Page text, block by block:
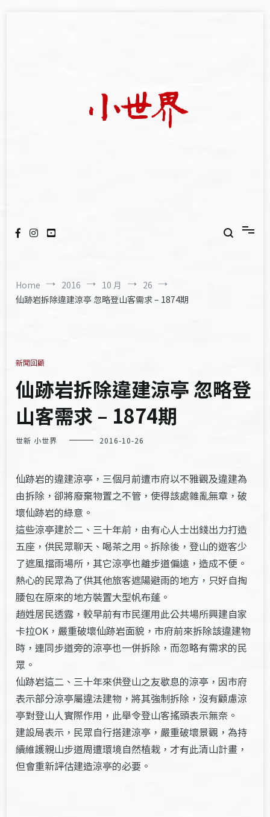
Home 2016 10 月
26
仙跡岩拆除違建涼亭 忽略登山客需求 – 1874期
新聞回顧
仙跡岩拆除違建涼亭 忽略登
山客需求 – 1874期
世新 小世界 2016-10-26
仙跡岩的違建涼亭，三個月前遭市府以不雅觀及違建為
由拆除，卻將廢棄物置之不管，使得該處雜亂無章，破
壞仙跡岩的綠意。
這些涼亭建於二、三十年前，由有心人士出錢出力打造
五座，供民眾聊天、喝茶之用。拆除後，登山的遊客少
了遮風擋雨場所，其它涼亭也離步道偏遠，造成不便。
熱心的民眾為了供其他旅客遮陽避雨的地方，只好自掏
腰包在原來的地方裝置大型帆布蓬。
趙姓居民透露，較早前有市民運用此公共場所興建自家
卡拉OK，嚴重破壞仙跡岩面貌，市府前來拆除該違建物
時，連同步道旁的涼亭也一併拆除，而忽略有需求的民
眾。
仙跡岩這二、三十年來供登山之友歇息的涼亭，因市府
表示部分涼亭屬違法建物，將其強制拆除，沒有顧慮涼
亭對登山人實際作用，此舉令登山客搖頭表示無奈。
建設局表示，民眾自行搭建涼亭，嚴重破壞景觀，為持
續維護親山步道周遭環境自然植栽，才有此清山計畫，
但會重新評估建造涼亭的必要。